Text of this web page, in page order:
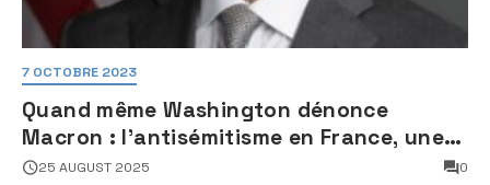
7 OCTOBRE 2023
Quand même Washington dénonce
Macron : l’antisémitisme en France, une
faillite d’État
25 AUGUST 2025 0